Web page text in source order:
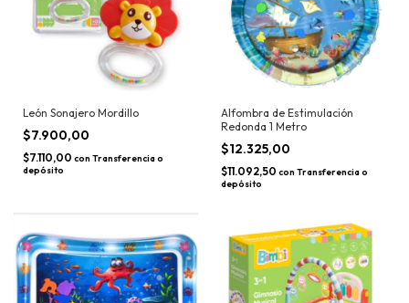
León Sonajero Mordillo
$7.900,00
$7.110,00 con Transferencia o
depósito
Alfombra de Estimulación
Redonda 1 Metro
$12.325,00
$11.092,50 con Transferencia o
depósito